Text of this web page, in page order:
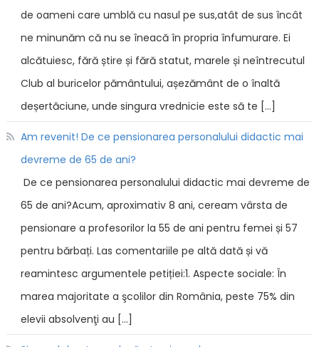
de oameni care umblă cu nasul pe sus,atât de sus încât
ne minunăm că nu se îneacă în propria înfumurare. Ei
alcătuiesc, fără știre și fără statut, marele și neîntrecutul
Club al buricelor pământului, așezământ de o înaltă
deșertăciune, unde singura vrednicie este să te […]
Am revenit! De ce pensionarea personalului didactic mai
devreme de 65 de ani?
De ce pensionarea personalului didactic mai devreme de
65 de ani?Acum, aproximativ 8 ani, ceream vârsta de
pensionare a profesorilor la 55 de ani pentru femei și 57
pentru bărbați. Las comentariile pe altă dată și vă
reamintesc argumentele petiției:1. Aspecte sociale: În
marea majoritate a şcolilor din România, peste 75% din
elevii absolvenţi au […]